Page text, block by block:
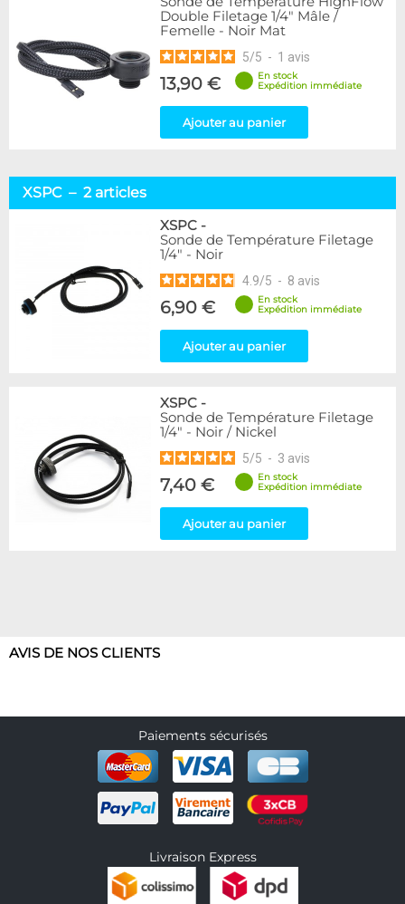
Double Filetage 1/4" Mâle /
Femelle - Noir Mat
5/5 - 1 avis
13,90 €
En stock
Expédition immédiate
Ajouter au panier
XSPC – 2 articles
XSPC -
Sonde de Température Filetage
1/4" - Noir
4.9/5 - 8 avis
6,90 €
En stock
Expédition immédiate
Ajouter au panier
XSPC -
Sonde de Température Filetage
1/4" - Noir / Nickel
5/5 - 3 avis
7,40 €
En stock
Expédition immédiate
Ajouter au panier
AVIS DE NOS CLIENTS
Paiements sécurisés
Livraison Express